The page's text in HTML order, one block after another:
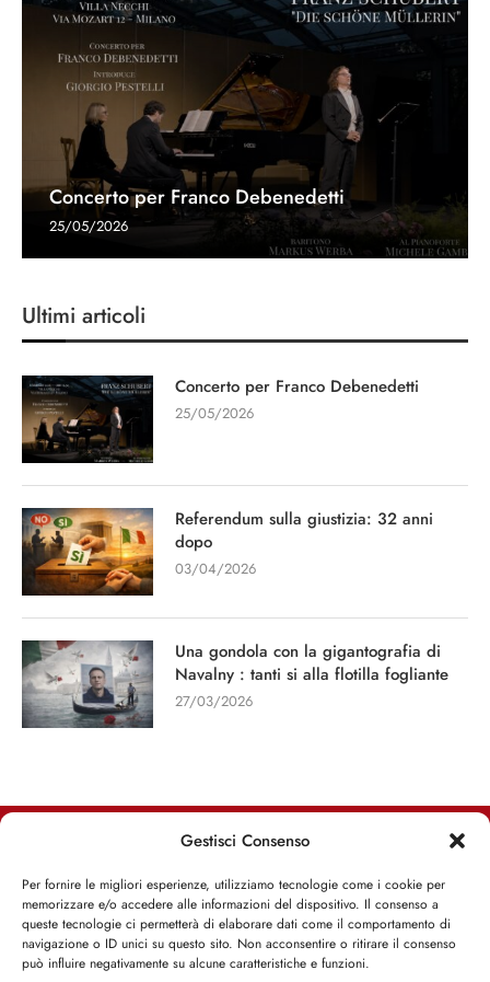
Gestisci Consenso
Per fornire le migliori esperienze, utilizziamo tecnologie come i cookie per
memorizzare e/o accedere alle informazioni del dispositivo. Il consenso a
queste tecnologie ci permetterà di elaborare dati come il comportamento di
navigazione o ID unici su questo sito. Non acconsentire o ritirare il consenso
può influire negativamente su alcune caratteristiche e funzioni.
Concerto per Franco Debenedetti
25/05/2026
Ultimi articoli
Concerto per Franco Debenedetti
25/05/2026
Referendum sulla giustizia: 32 anni
dopo
03/04/2026
Una gondola con la gigantografia di
Navalny : tanti si alla flotilla fogliante
27/03/2026
Iscriviti alla Newsletter